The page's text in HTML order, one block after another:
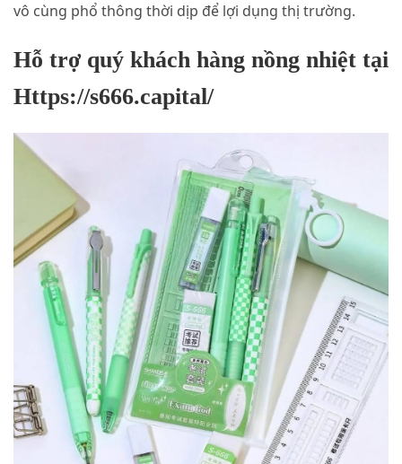
vô cùng phổ thông thời dịp để lợi dụng thị trường.
Hỗ trợ quý khách hàng nồng nhiệt tại
Https://s666.capital/